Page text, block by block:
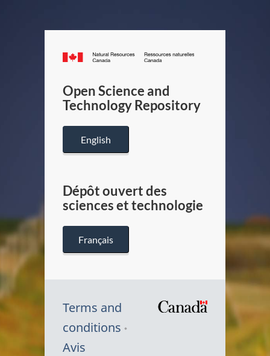
Canada.ca
/
Canada
Open Science and
Technology Repository
English
Dépôt ouvert des
sciences et technologie
Français
Terms and
conditions
Avis
Symbole